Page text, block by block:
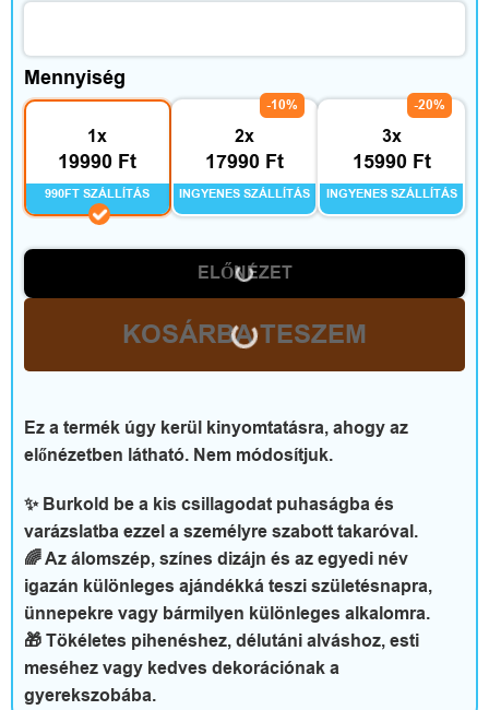
t
h
o
n
é
z
a
b
a
d
i
d
ő
Mennyiség
1x
19990 Ft
990FT SZÁLLÍTÁS
2x
17990 Ft
-10%
INGYENES SZÁLLÍTÁS
3x
15990 Ft
-20%
INGYENES SZÁLLÍTÁS
ELŐNÉZET
KOSÁRBA TESZEM
Ez a termék úgy kerül kinyomtatásra, ahogy az
előnézetben látható. Nem módosítjuk.
✨ Burkold be a kis csillagodat puhaságba és
varázslatba ezzel a személyre szabott takaróval.
🌈 Az álomszép, színes dizájn és az egyedi név
igazán különleges ajándékká teszi születésnapra,
ünnepekre vagy bármilyen különleges alkalomra.
🎁 Tökéletes pihenéshez, délutáni alváshoz, esti
meséhez vagy kedves dekorációnak a
gyerekszobába.